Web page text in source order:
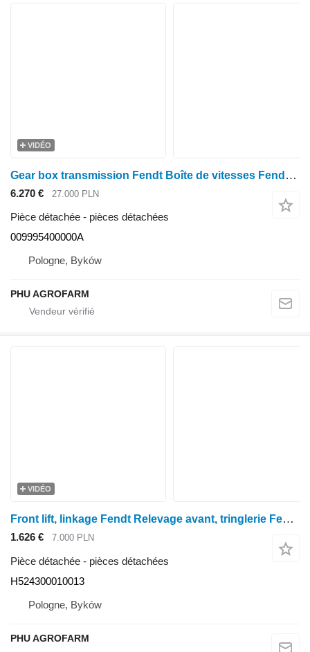
VIDÉO
Gear box transmission Fendt Boîte de vitesses Fendt 939, Vario ML260 009995400000A pour tracteur à roues Fendt 939
6.270 € 27.000 PLN
Pièce détachée - pièces détachées
009995400000A
Pologne, Byków
PHU AGROFARM
VIDÉO
Front lift, linkage Fendt Relevage avant, tringlerie Fendt Xylon 524 H524300010013 pour tracteur à roues Fendt Xylon 524
1.626 € 7.000 PLN
Pièce détachée - pièces détachées
H524300010013
Pologne, Byków
PHU AGROFARM